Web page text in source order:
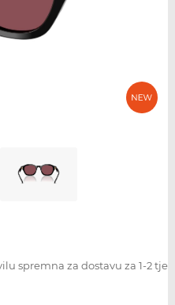
spremna za dostavu za 1-2